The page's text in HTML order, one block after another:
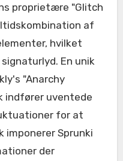
proprietære "Glitch
af
hvilket
En unik
"Anarchy
indfører uventede
for at
imponerer Sprunki
der